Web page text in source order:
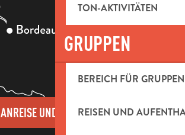
TON-AKTIVITÄTEN
GRUPPEN
BEREICH FÜR GRUPPEN
REISEN UND
ANREISE UND KONTAKTE